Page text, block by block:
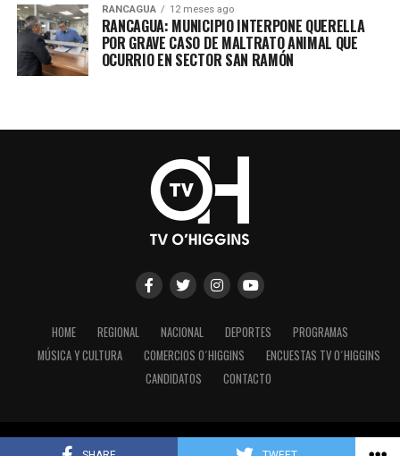
RANCAGUA 12 meses ago
RANCAGUA: MUNICIPIO INTERPONE QUERELLA
POR GRAVE CASO DE MALTRATO ANIMAL QUE
OCURRIO EN SECTOR SAN RAMÓN
HOME REGIONAL NACIONAL DEPORTES
PROGRAMAS
MÚSICA Y CULTURA
COMERCIOS O´HIGGINS
ENCUESTAS TV O´HIGGINS
CANDIDATOS
CONTACTO
Copyright © 2023 - TV O´Higgins.